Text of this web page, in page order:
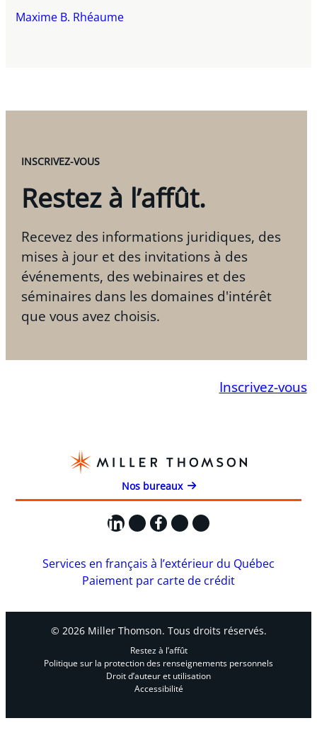
Maxime B. Rhéaume
INSCRIVEZ-VOUS
Restez à l’affût.
Recevez des informations juridiques, des
mises à jour et des invitations à des
événements, des webinaires et des
séminaires dans les domaines d'intérêt
que vous avez choisis.
Inscrivez-vous
Nos bureaux
LinkedIn
X Facebook
Instagram
YouTube
Services en français à l’extérieur du Québec
Paiement par carte de crédit
© 2026 Miller Thomson. Tous droits réservés.
Restez à l’affût
Politique sur la protection des renseignements personnels
Droit d’auteur et utilisation
Accessibilité